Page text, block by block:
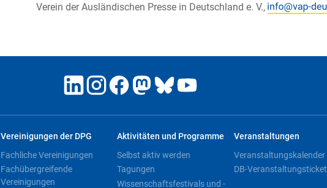
Verein der Ausländischen Presse in Deutschland e. V.,
Vereinigungen der DPG
Fachliche Vereinigungen
Fachübergreifende
Vereinigungen
Aktivitäten und Programme
Selbst aktiv werden
Tagungen
Wissenschaftsfestivals und -
Veranstaltungen
Veranstaltungskalender
DB-Veranstaltungsticket